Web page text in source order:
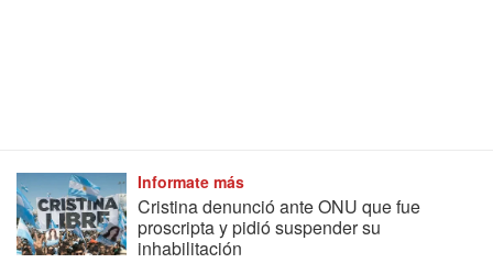
Informate más
Cristina denunció ante ONU que fue
proscripta y pidió suspender su
inhabilitación